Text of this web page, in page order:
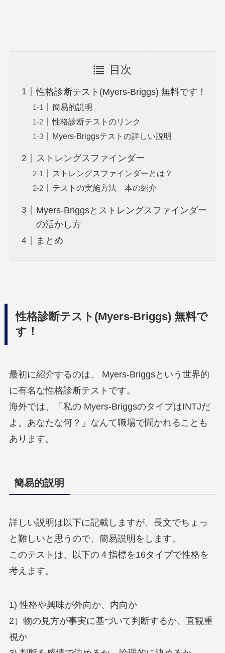
目次
性格診断テスト(Myers-Briggs) 無料です！
簡易的説明
性格診断テストのリンク
Myers-Briggsテストの詳しい説明
ストレングスファインダー
ストレングスファインダーとは？
テストの実施方法 本の紹介
Myers-Briggsとストレングスファインダー
の活かし方
まとめ
性格診断テスト(Myers-Briggs) 無料で
す！
最初に紹介するのは、 Myers-Briggsという世界的
に有名な性格診断テストです。
海外では、「私の Myers-BriggsのタイプはINTJだ
よ。あなたな何？」なんて職場で聞かれることも
あります。
簡易的説明
詳しい説明は以下に記載しますが、長文でちょっ
と難しいと思うので、簡易説明をします。
このテストは、以下の４指標を16タイプで性格を
考えます。
1) 性格や興味が外向か、内向か
2）物の見方が事実に基づいて判断するか、直観重
視か